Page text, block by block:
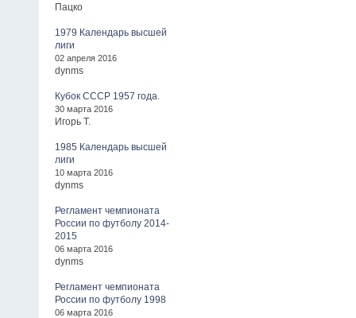
Пацко
1979 Календарь высшей
лиги
02 апреля 2016
dynms
Кубок СССР 1957 года.
30 марта 2016
Игорь Т.
1985 Календарь высшей
лиги
10 марта 2016
dynms
Регламент чемпионата
России по футболу 2014-
2015
06 марта 2016
dynms
Регламент чемпионата
России по футболу 1998
06 марта 2016